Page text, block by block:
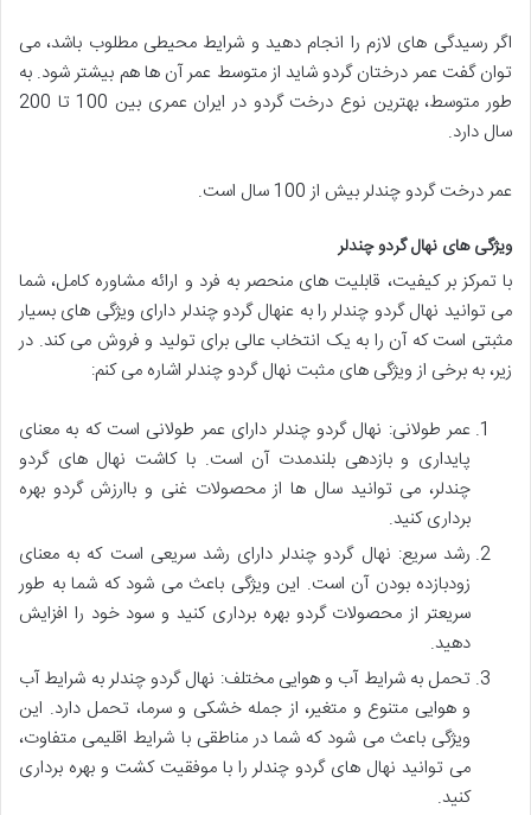
اگر رسیدگی های لازم را انجام دهید و شرایط محیطی مطلوب باشد، می
توان گفت عمر درختان گردو شاید از متوسط عمر آن ها هم بیشتر شود. به
طور متوسط، بهترین نوع درخت گردو در ایران عمری بین 100 تا 200
سال دارد.
عمر درخت گردو چندلر بیش از 100 سال است.
ویژگی های نهال گردو چندلر
با تمرکز بر کیفیت، قابلیت های منحصر به فرد و ارائه مشاوره کامل، شما
می توانید نهال گردو چندلر را به عنهال گردو چندلر دارای ویژگی های بسیار
مثبتی است که آن را به یک انتخاب عالی برای تولید و فروش می کند. در
زیر، به برخی از ویژگی های مثبت نهال گردو چندلر اشاره می کنم:
عمر طولانی: نهال گردو چندلر دارای عمر طولانی است که به معنای
پایداری و بازدهی بلندمدت آن است. با کاشت نهال های گردو
چندلر، می توانید سال ها از محصولات غنی و باارزش گردو بهره
برداری کنید.
رشد سریع: نهال گردو چندلر دارای رشد سریعی است که به معنای
زودبازده بودن آن است. این ویژگی باعث می شود که شما به طور
سریعتر از محصولات گردو بهره برداری کنید و سود خود را افزایش
دهید.
تحمل به شرایط آب و هوایی مختلف: نهال گردو چندلر به شرایط آب
و هوایی متنوع و متغیر، از جمله خشکی و سرما، تحمل دارد. این
ویژگی باعث می شود که شما در مناطقی با شرایط اقلیمی متفاوت،
می توانید نهال های گردو چندلر را با موفقیت کشت و بهره برداری
کنید.